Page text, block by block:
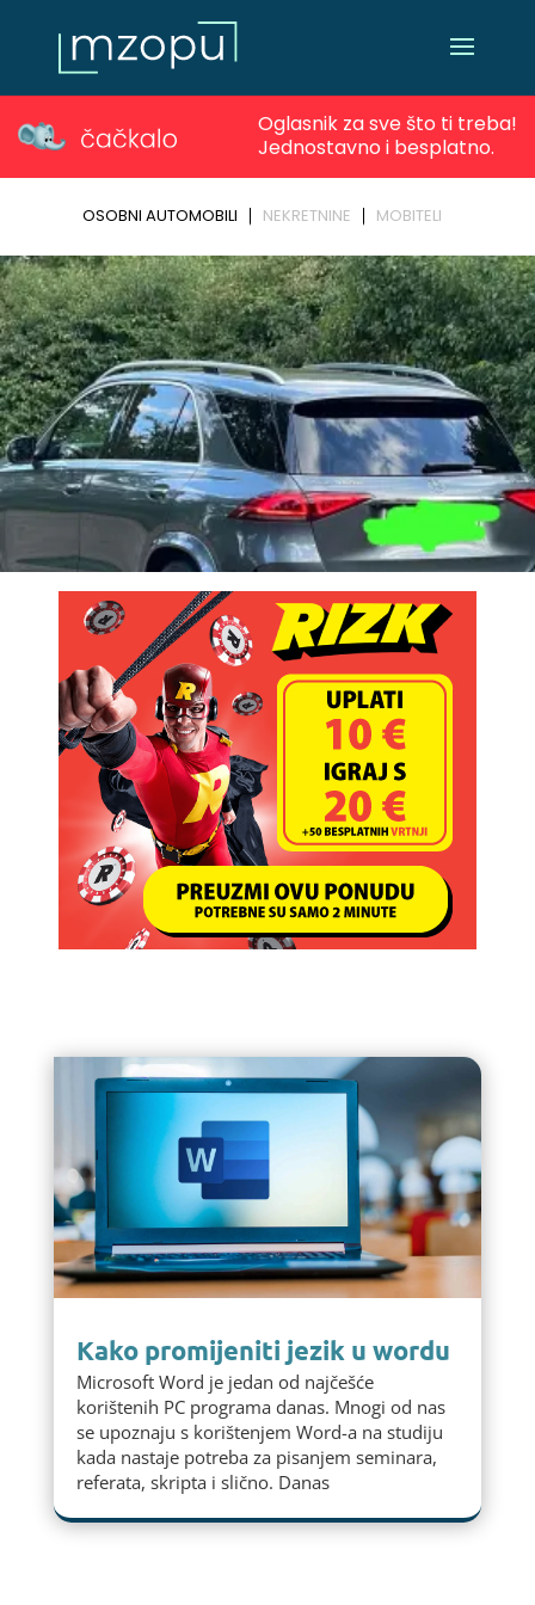
Kako promijeniti jezik u wordu
Microsoft Word je jedan od najčešće
korištenih PC programa danas. Mnogi od nas
se upoznaju s korištenjem Word-a na studiju
kada nastaje potreba za pisanjem seminara,
referata, skripta i slično. Danas